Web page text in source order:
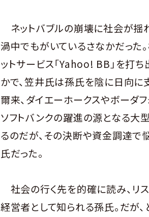
ネットバブルの崩壊に社会が揺
渦中でもがいているさなかだった
ットサービス「Yahoo! BB」を打
かで、笠井氏は孫氏を陰に日向に
爾来、ダイエーホークスやボーダフ
ソフトバンクの躍進の源となる大
るのだが、その決断や資金調達で
氏だった。
社会の行く先を的確に読み、リ
経営者として知られる孫氏。だが